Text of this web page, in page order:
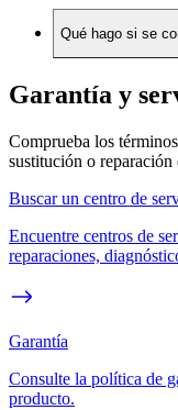
Qué hago si se
Garantía y
Comprueba los
sustitución o
Buscar un centro de
Encuentre centros de
reparaciones,
Garantía
Consulte la política de
producto.